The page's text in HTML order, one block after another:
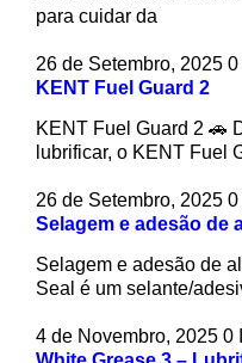
para cuidar da
26 de Setembro, 2025 0
KENT Fuel Guard 2
KENT Fuel Guard 2 🚗
lubrificar, o KENT Fuel
26 de Setembro, 2025 0
Selagem e adesão de
Selagem e adesão de
Seal é um selante/
4 de Novembro, 2025 0